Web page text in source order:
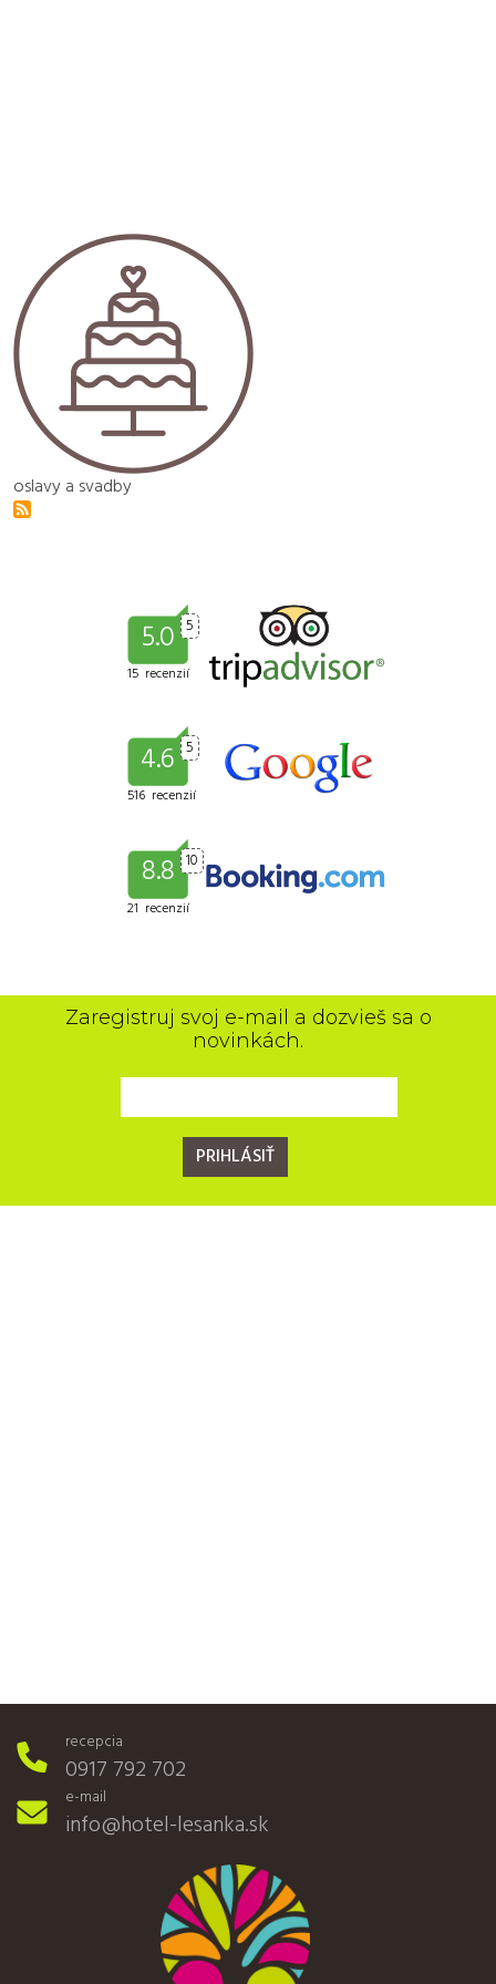
oslavy a svadby
5.0 5
15 recenzií
4.6 5
516 recenzií
8.8 10
21 recenzií
Zaregistruj svoj e-mail a dozvieš sa o
novinkách.
PRIHLÁSIŤ
recepcia
0917 792 702
e-mail
info@hotel-lesanka.sk